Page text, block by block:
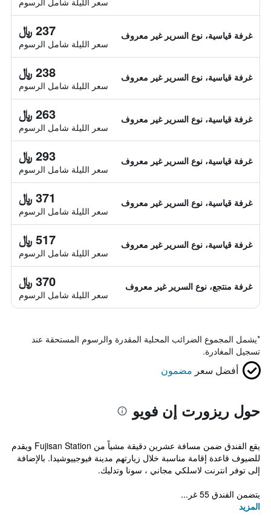
غرفة قياسية، نوع السرير غير معروف 237 ﷼
سعر الليلة شامل الرسوم
غرفة قياسية، نوع السرير غير معروف 238 ﷼
سعر الليلة شامل الرسوم
غرفة قياسية، نوع السرير غير معروف 263 ﷼
سعر الليلة شامل الرسوم
غرفة قياسية، نوع السرير غير معروف 293 ﷼
سعر الليلة شامل الرسوم
غرفة قياسية، نوع السرير غير معروف 371 ﷼
سعر الليلة شامل الرسوم
غرفة قياسية، نوع السرير غير معروف 517 ﷼
سعر الليلة شامل الرسوم
غرفة منتجع، نوع السرير غير معروف 370 ﷼
سعر الليلة شامل الرسوم
*يشمل المجموع الضرائب المحلية المقدرة والرسوم المستحقة عند
تسجيل المغادرة.
أفضل سعر مضمون
حول ريزورت إن فويو
يقع الفندق ضمن مسافة عشرين دقيقة مشياً من Fujisan Station ويقدم
للضيوف قاعدة إقامة مناسبة خلال زيارتهم مدينة فيوجييوشيدا. بالإضافة
إلى توفر انترنت لاسلكي مجاني ، سونا وتدليك.
يتضمن الفندق 55 غر...
المزيد